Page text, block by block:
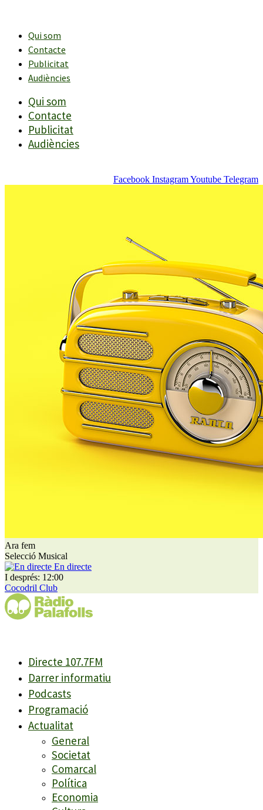
contingutQui som
Contacte
Publicitat
Audiències
Qui som
Contacte
Publicitat
Audiències
Facebook InstagramYoutube Telegram
Ara fem
Selecció Musical
En directe
I després: 12:00
Cocodril Club
Directe 107.7FM
Darrer informatiu
Podcasts
Programació
Actualitat
General
Societat
Comarcal
Política
Economia